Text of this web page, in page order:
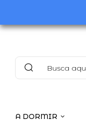
A DORMIR